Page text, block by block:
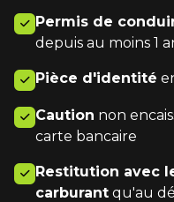
Permis de
depuis au moins 1
Pièce d'identité
Caution non
carte bancaire
Restitution avec
carburant qu'au